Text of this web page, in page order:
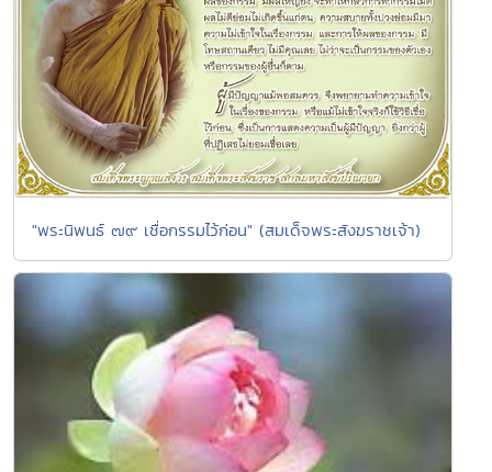
"พระนิพนธ์ ๗๙ เชื่อกรรมไว้ก่อน" (สมเด็จพระสังฆราชเจ้า)